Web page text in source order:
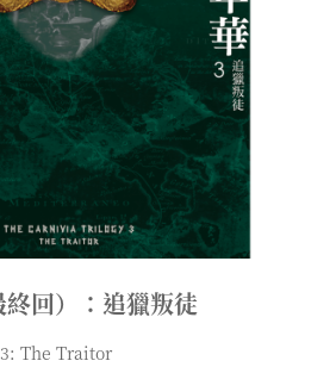
回）：追獵叛徒
The Traitor